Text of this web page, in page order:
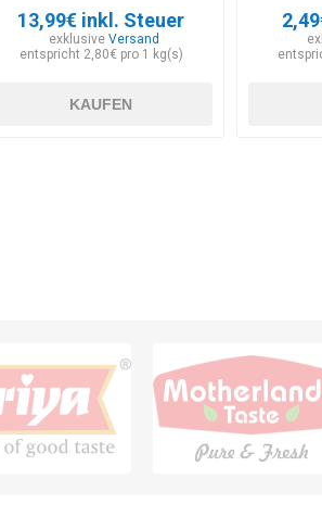
13,99€ inkl. Steuer
exklusive Versand
entspricht 2,80€ pro 1 kg(s)
KAUFEN